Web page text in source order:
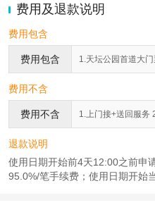
费用及退款说明
费用包含
费用包含 1.天坛公园首道大
费用不含
费用不含 1.上门接+送回服务
退款说明
使用日期开始前4天12:00之前申
95.0%/笔手续费；使用日期开始